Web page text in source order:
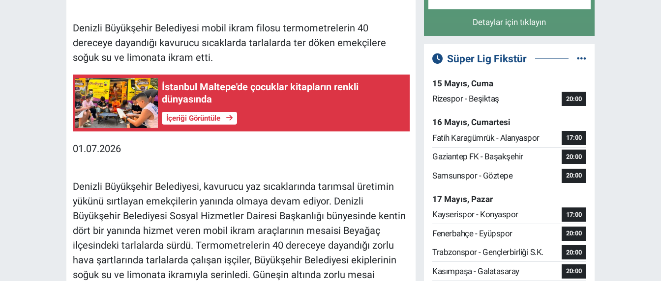
Denizli Büyükşehir Belediyesi mobil ikram filosu termometrelerin 40
dereceye dayandığı kavurucu sıcaklarda tarlalarda ter döken emekçilere
soğuk su ve limonata ikram etti.
İstanbul Maltepe'de çocuklar kitapların renkli
dünyasında
İçeriği Görüntüle
01.07.2026
Denizli Büyükşehir Belediyesi, kavurucu yaz sıcaklarında tarımsal üretimin
yükünü sırtlayan emekçilerin yanında olmaya devam ediyor. Denizli
Büyükşehir Belediyesi Sosyal Hizmetler Dairesi Başkanlığı bünyesinde kentin
dört bir yanında hizmet veren mobil ikram araçlarının mesaisi Beyağaç
ilçesindeki tarlalarda sürdü. Termometrelerin 40 dereceye dayandığı zorlu
hava şartlarında tarlalarda çalışan işçiler, Büyükşehir Belediyesi ekiplerinin
soğuk su ve limonata ikramıyla serinledi. Güneşin altında zorlu mesai
Detaylar için tıklayın
Süper Lig Fikstür
15 Mayıs, Cuma
Rizespor - Beşiktaş
20:00
16 Mayıs, Cumartesi
Fatih Karagümrük - Alanyaspor
17:00
Gaziantep FK - Başakşehir 20:00
Samsunspor - Göztepe 20:00
17 Mayıs, Pazar
Kayserispor - Konyaspor
17:00
Fenerbahçe - Eyüpspor 20:00
Trabzonspor - Gençlerbirliği S.K. 20:00
Kasımpaşa - Galatasaray 20:00